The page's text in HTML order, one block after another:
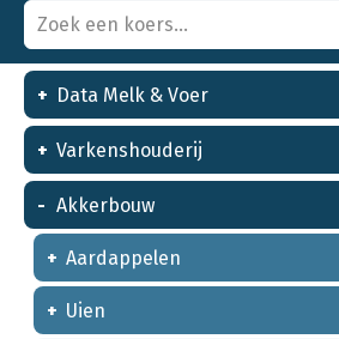
Data Melk & Voer
Varkenshouderij
Akkerbouw
Aardappelen
Uien